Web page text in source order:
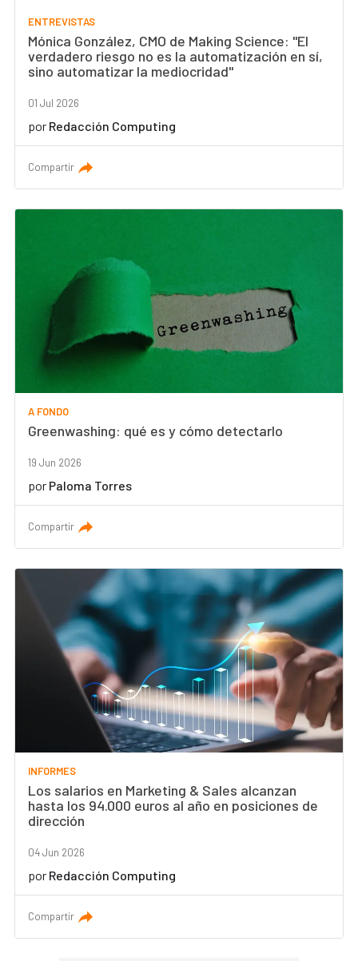
ENTREVISTAS
Mónica González, CMO de Making Science: "El
verdadero riesgo no es la automatización en sí,
sino automatizar la mediocridad"
01 Jul 2026
por Redacción Computing
Compartir
A FONDO
Greenwashing: qué es y cómo detectarlo
19 Jun 2026
por Paloma Torres
Compartir
INFORMES
Los salarios en Marketing & Sales alcanzan
hasta los 94.000 euros al año en posiciones de
dirección
04 Jun 2026
por Redacción Computing
Compartir